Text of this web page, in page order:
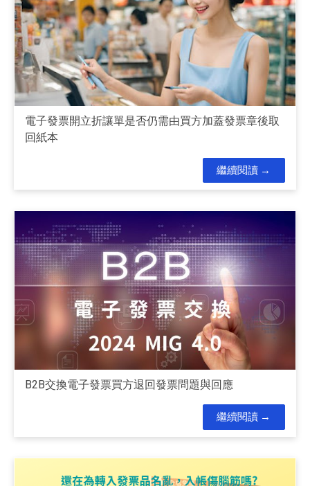
電子發票開立折讓單是否仍需由買方加蓋發票章後取
回紙本
繼續閱讀
B2B交換電子發票買方退回發票問題與回應
繼續閱讀